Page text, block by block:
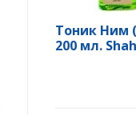
Тоник Ним
200 мл.